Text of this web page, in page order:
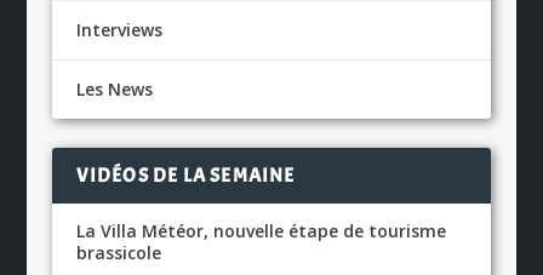
Interviews
Les News
VIDÉOS DE LA SEMAINE
La Villa Météor, nouvelle étape de tourisme
brassicole